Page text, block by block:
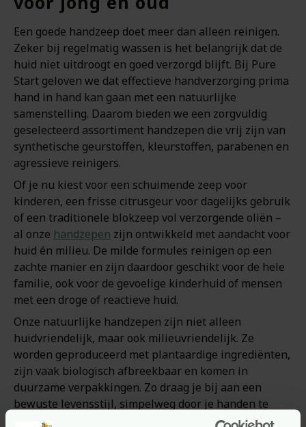
Een goede handzeep doet meer dan alleen reinigen.
Zeker bij regelmatig wassen is het belangrijk dat de
huid niet uitdroogt en goed verzorgd blijft. Bij Pure
Start geloven we dat effectieve handverzorging prima
hand in hand kan gaan met een natuurlijke
samenstelling. Daarom bieden we een zorgvuldig
geselecteerd assortiment handzepen die vrij zijn van
synthetische geurstoffen, kleurstoffen, parabenen en
agressieve reinigers.
Of je nu kiest voor een schuimende zeep voor
kinderen, een frisse citrusgeur voor dagelijks gebruik
of een traditionele blokzeep vol verzorgende oliën –
al onze handzepen zijn ontwikkeld met aandacht voor
huid én milieu. De milde formules reinigen op een
zachte manier en zijn daardoor geschikt voor de hele
familie, ook voor de gevoelige kinderhuid of mensen
met een droge of reactieve huid.
Onze natuurlijke handzepen zijn niet alleen
huidvriendelijk, maar ook milieuvriendelijk. Ze
worden geproduceerd met plantaardige ingrediënten,
zijn vaak biologisch afbreekbaar en komen in
duurzame verpakkingen. Zo draag je bij aan een
bewuste levensstijl, simpelweg door je handen te
wassen.